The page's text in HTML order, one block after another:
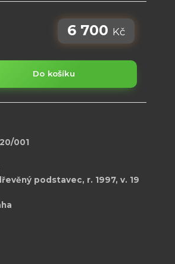
6 700 Kč
Do košíku
001
podstavec, r. 1997, v. 19